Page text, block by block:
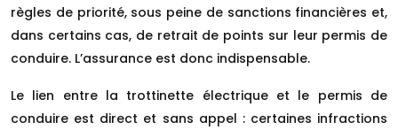
règles de priorité, sous peine de sanctions financières et,
dans certains cas, de retrait de points sur leur permis de
conduire. L’assurance est donc indispensable.
Le lien entre la trottinette électrique et le permis de
conduire est direct et sans appel : certaines infractions